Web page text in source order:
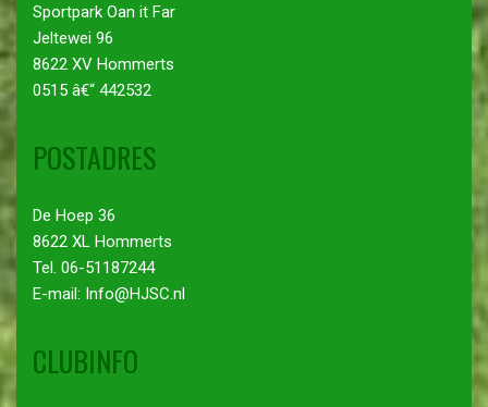
Sportpark Oan it Far
Jeltewei 96
8622 XV Hommerts
0515 â€“ 442532
POSTADRES
De Hoep 36
8622 XL Hommerts
Tel. 06-51187244
E-mail: Info@HJSC.nl
CLUBINFO